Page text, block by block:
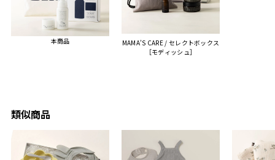
また、こちら不注意でメー
ルアドレスを誤って入力し
登録してログインできなく
困った際にも、迅速に回答
ければと思います。
本商品
MAMA’S CARE / セレクトボックス
［モディッシュ］
類似商品